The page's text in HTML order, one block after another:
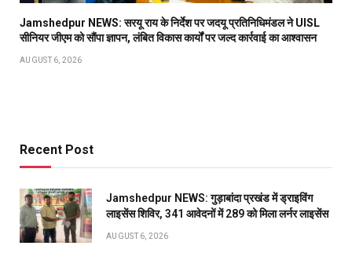
Jamshedpur NEWS: सरयू राय के निर्देश पर जदयू प्रतिनिधिमंडल ने UISL
सीनियर जीएम को सौंपा ज्ञापन, लंबित विकास कार्यों पर जल्द कार्रवाई का आश्वासन
AUGUST 6, 2026
Recent Post
Jamshedpur NEWS: गुड़ाबांदा प्रखंड में ड्राइविंग
लाइसेंस शिविर, 341 आवेदनों में 289 को मिला लर्नर लाइसेंस
AUGUST 6, 2026